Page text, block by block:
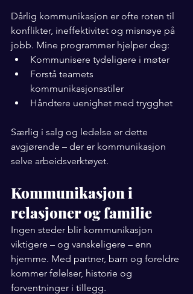
Dårlig kommunikasjon er ofte roten til
konflikter, ineffektivitet og misnøye på
jobb. Mine programmer hjelper deg:
Kommunisere tydeligere i møter
Forstå teamets
kommunikasjonsstiler
Håndtere uenighet med trygghet
Særlig i salg og ledelse er dette
avgjørende – der er kommunikasjon
selve arbeidsverktøyet.
Kommunikasjon i
relasjoner og familie
Ingen steder blir kommunikasjon
viktigere – og vanskeligere – enn
hjemme. Med partner, barn og foreldre
kommer følelser, historie og
forventninger i tillegg.